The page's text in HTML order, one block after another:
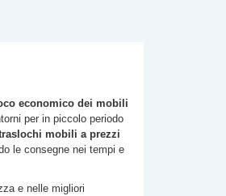
economico dei mobili
per in piccolo periodo
mobili a prezzi
le consegne nei tempi e
e nelle migliori